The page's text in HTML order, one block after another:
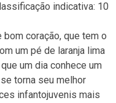
indicativa: 10
coração, que tem o
um pé de laranja lima
um dia conhece um
torna seu melhor
infantojuvenis mais